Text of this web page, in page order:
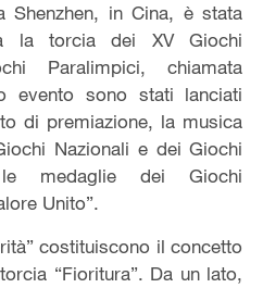
in Cina, è stata
la torcia dei XV Giochi
Paralimpici, chiamata
evento sono stati lanciati
di premiazione, la musica
Nazionali e dei Giochi
le medaglie dei Giochi
Unito”.
costituiscono il concetto
“Fioritura”. Da un lato,